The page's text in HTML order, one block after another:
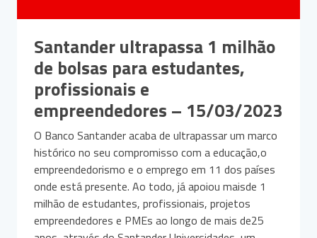
Santander ultrapassa 1 milhão
de bolsas para estudantes,
profissionais e
empreendedores – 15/03/2023
O Banco Santander acaba de ultrapassar um marco
histórico no seu compromisso com a educação,o
empreendedorismo e o emprego em 11 dos países
onde está presente. Ao todo, já apoiou maisde 1
milhão de estudantes, profissionais, projetos
empreendedores e PMEs ao longo de mais de25